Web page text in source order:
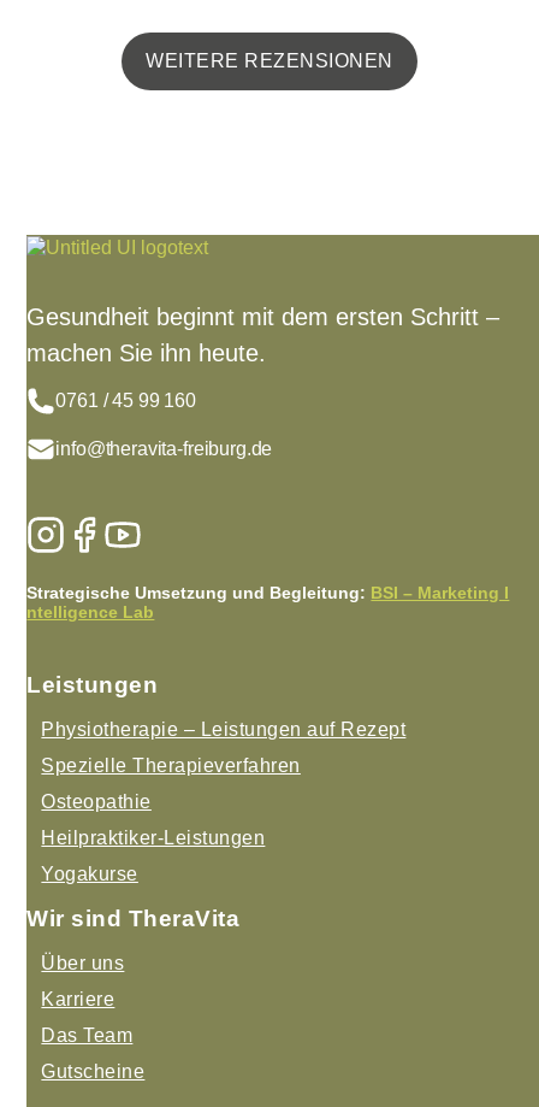
WEITERE REZENSIONEN
Gesundheit beginnt mit dem ersten Schritt –
machen Sie ihn heute.
0761 / 45 99 160
info@theravita-freiburg.de
Strategische Umsetzung und Begleitung: BSI – Marketing I
ntelligence Lab
Leistungen
Physiotherapie – Leistungen auf Rezept
Spezielle Therapieverfahren
Osteopathie
Heilpraktiker-Leistungen
Yogakurse
Wir sind TheraVita
Über uns
Karriere
Das Team
Gutscheine